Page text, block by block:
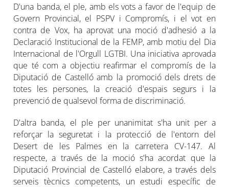
D'una banda, el ple, amb els vots a favor de l'equip de
Govern Provincial, el PSPV i Compromís, i el vot en
contra de Vox, ha aprovat una moció d'adhesió a la
Declaració Institucional de la FEMP, amb motiu del Dia
Internacional de l'Orgull LGTBI. Una iniciativa aprovada
que té com a objectiu reafirmar el compromís de la
Diputació de Castelló amb la promoció dels drets de
totes les persones, la creació d'espais segurs i la
prevenció de qualsevol forma de discriminació.
D'altra banda, el ple per unanimitat s'ha unit per a
reforçar la seguretat i la protecció de l'entorn del
Desert de les Palmes en la carretera CV-147. Al
respecte, a través de la moció s'ha acordat que la
Diputació Provincial de Castelló elabore, a través dels
serveis tècnics competents, un estudi específic de